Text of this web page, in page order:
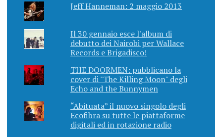
Jeff Hanneman: 2 maggio 2013
Il 30 gennaio esce l'album di
debutto dei Nairobi per Wallace
Records e Brigadisco!
THE DOORMEN: pubblicano la
cover di "The Killing Moon" degli
Echo and the Bunnymen
“Abituata” il nuovo singolo degli
Ecofibra su tutte le piattaforme
digitali ed in rotazione radio